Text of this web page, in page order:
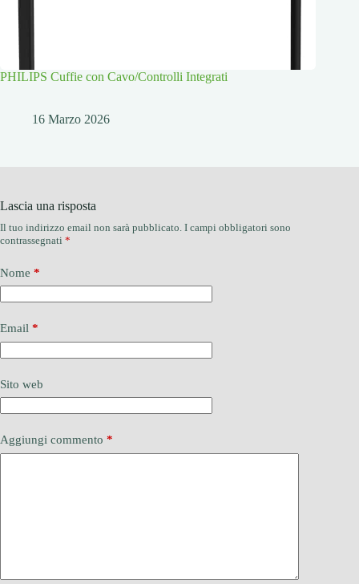
PHILIPS Cuffie con Cavo/Controlli Integrati
16 Marzo 2026
Lascia una risposta
Il tuo indirizzo email non sarà pubblicato. I campi obbligatori sono
contrassegnati *
Nome *
Email *
Sito web
Aggiungi commento *